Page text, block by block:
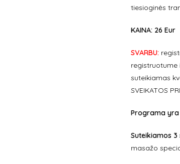
tiesioginės
KAINA: 26 Eur
SVARBU:
suteikiamas
SVEIKATOS
Programa yra
Suteikiamos
masažo